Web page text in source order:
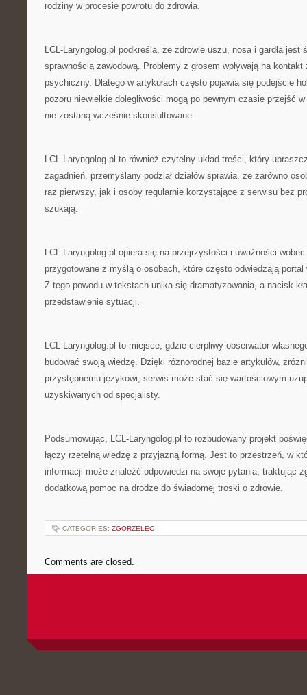
rodziny w procesie powrotu do zdrowia.
LCL-Laryngolog.pl podkreśla, że zdrowie uszu, nosa i gardła jest
sprawnością zawodową. Problemy z głosem wpływają na
psychiczny. Dlatego w artykułach często pojawia się podejście
pozoru niewielkie dolegliwości mogą po pewnym czasie przejść
nie zostaną wcześnie skonsultowane.
LCL-Laryngolog.pl to również czytelny układ treści, który
zagadnień. przemyślany podział działów sprawia, że zarówno
raz pierwszy, jak i osoby regularnie korzystające z serwisu bez
szukają.
LCL-Laryngolog.pl opiera się na przejrzystości i uważności
przygotowane z myślą o osobach, które często odwiedzają
Z tego powodu w tekstach unika się dramatyzowania, a nacisk
przedstawienie sytuacji.
LCL-Laryngolog.pl to miejsce, gdzie cierpliwy obserwator
budować swoją wiedzę. Dzięki różnorodnej bazie artykułów,
przystępnemu językowi, serwis może stać się wartościowym
uzyskiwanych od specjalisty.
Podsumowując, LCL-Laryngolog.pl to rozbudowany projekt
łączy rzetelną wiedzę z przyjazną formą. Jest to przestrzeń, w
informacji może znaleźć odpowiedzi na swoje pytania, traktując
dodatkową pomoc na drodze do świadomej troski o zdrowie.
CATEGORIES: ZGORZELEC
Comments are closed.